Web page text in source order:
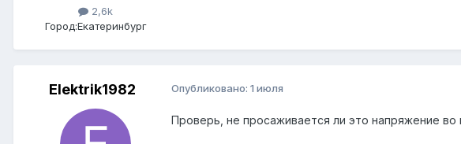
2,6k
Город:Екатеринбург
Elektrik1982 Опубликовано: 1 июля
Проверь, не просаживается ли это напряжение во